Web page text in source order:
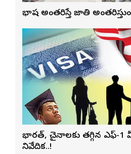
భాష అంతరిస్తే జాతి
భారత్, చైనాలకు తగ్గిన ఎఫ్-1
నివేదిక..!